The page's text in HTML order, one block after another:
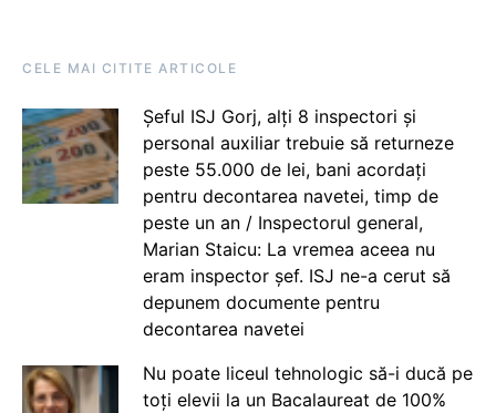
CELE MAI CITITE ARTICOLE
Șeful ISJ Gorj, alți 8 inspectori și
personal auxiliar trebuie să returneze
peste 55.000 de lei, bani acordați
pentru decontarea navetei, timp de
peste un an / Inspectorul general,
Marian Staicu: La vremea aceea nu
eram inspector șef. ISJ ne-a cerut să
depunem documente pentru
decontarea navetei
Nu poate liceul tehnologic să-i ducă pe
toți elevii la un Bacalaureat de 100%